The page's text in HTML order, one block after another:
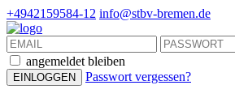
+4942159584-12 info@stbv-bremen.de
angemeldet bleiben
Passwort vergessen?